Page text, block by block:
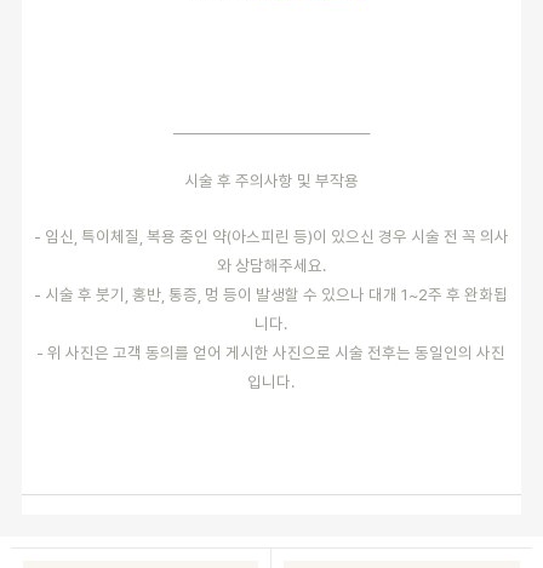
──────────────────
시술 후 주의사항 및 부작용
- 임신, 특이체질, 복용 중인 약(아스피린 등)이 있으신 경우 시술 전 꼭 의사
와 상담해주세요.
- 시술 후 붓기, 홍반, 통증, 멍 등이 발생할 수 있으나 대개 1~2주 후 완화됩
니다.
- 위 사진은 고객 동의를 얻어 게시한 사진으로 시술 전후는 동일인의 사진
입니다.